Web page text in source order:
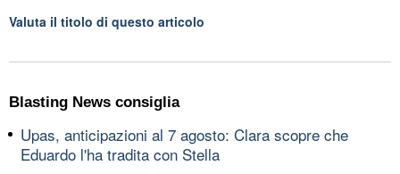
Valuta il titolo di questo articolo
Blasting News consiglia
Upas, anticipazioni al 7 agosto: Clara scopre che
Eduardo l'ha tradita con Stella